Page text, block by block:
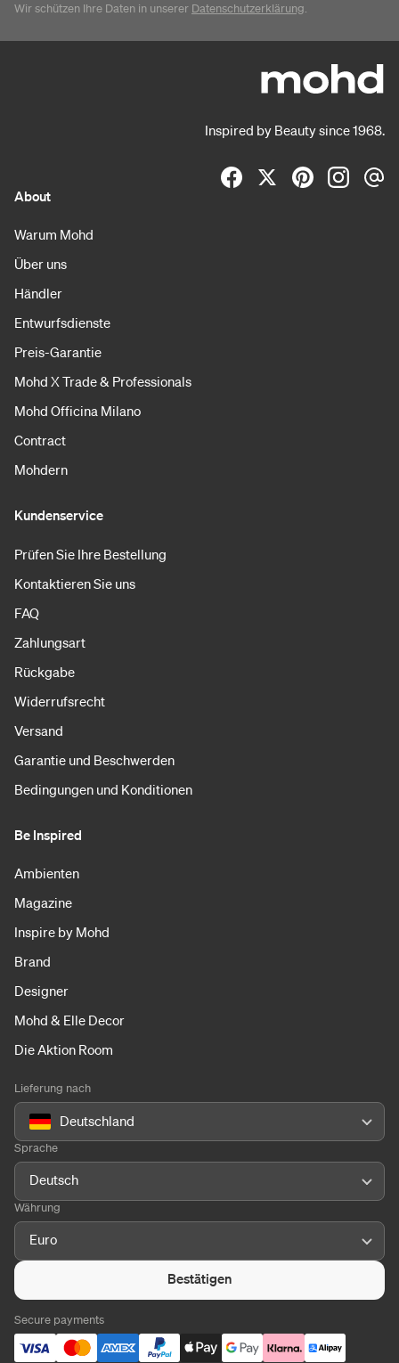
Wir schützen Ihre Daten in unserer Datenschutzerklärung.
Inspired by Beauty since 1968.
About
Warum Mohd
Über uns
Händler
Entwurfsdienste
Preis-Garantie
Mohd X Trade & Professionals
Mohd Officina Milano
Contract
Mohdern
Kundenservice
Prüfen Sie Ihre Bestellung
Kontaktieren Sie uns
FAQ
Zahlungsart
Rückgabe
Widerrufsrecht
Versand
Garantie und Beschwerden
Bedingungen und Konditionen
Be Inspired
Ambienten
Magazine
Inspire by Mohd
Brand
Designer
Mohd & Elle Decor
Die Aktion Room
Lieferung nach
Deutschland
Sprache
Deutsch
Währung
Euro
Bestätigen
Secure payments